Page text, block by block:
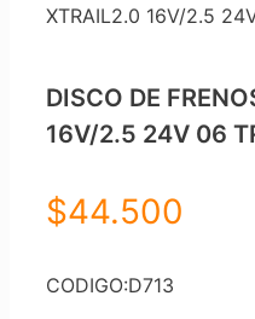
XTRAIL2.0 16V/2.5
DISCO DE
16V/2.5 24V 06
$44.500
CODIGO:D713